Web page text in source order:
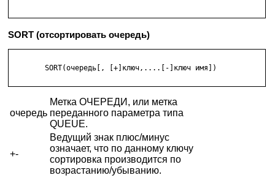
SORT (отсортировать очередь)
        SORT(очередь[, [+]ключ,....[-]ключ имя])
очередь
Метка ОЧЕРЕДИ, или метка
переданного параметра типа
QUEUE.
+-
Ведущий знак плюс/минус
означает, что по данному ключу
сортировка производится по
возрастанию/убыванию.